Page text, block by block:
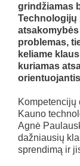
grindžiamas
Technologijų
problemas,
keliame
kuriamas
Kompetencijų
Kauno
Agnė
dažniausių
sprendimą ir